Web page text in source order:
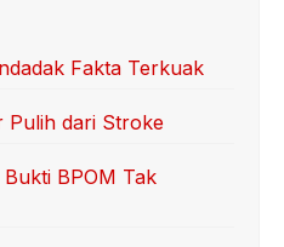
Fakta Terkuak
Pulih dari Stroke
BPOM Tak